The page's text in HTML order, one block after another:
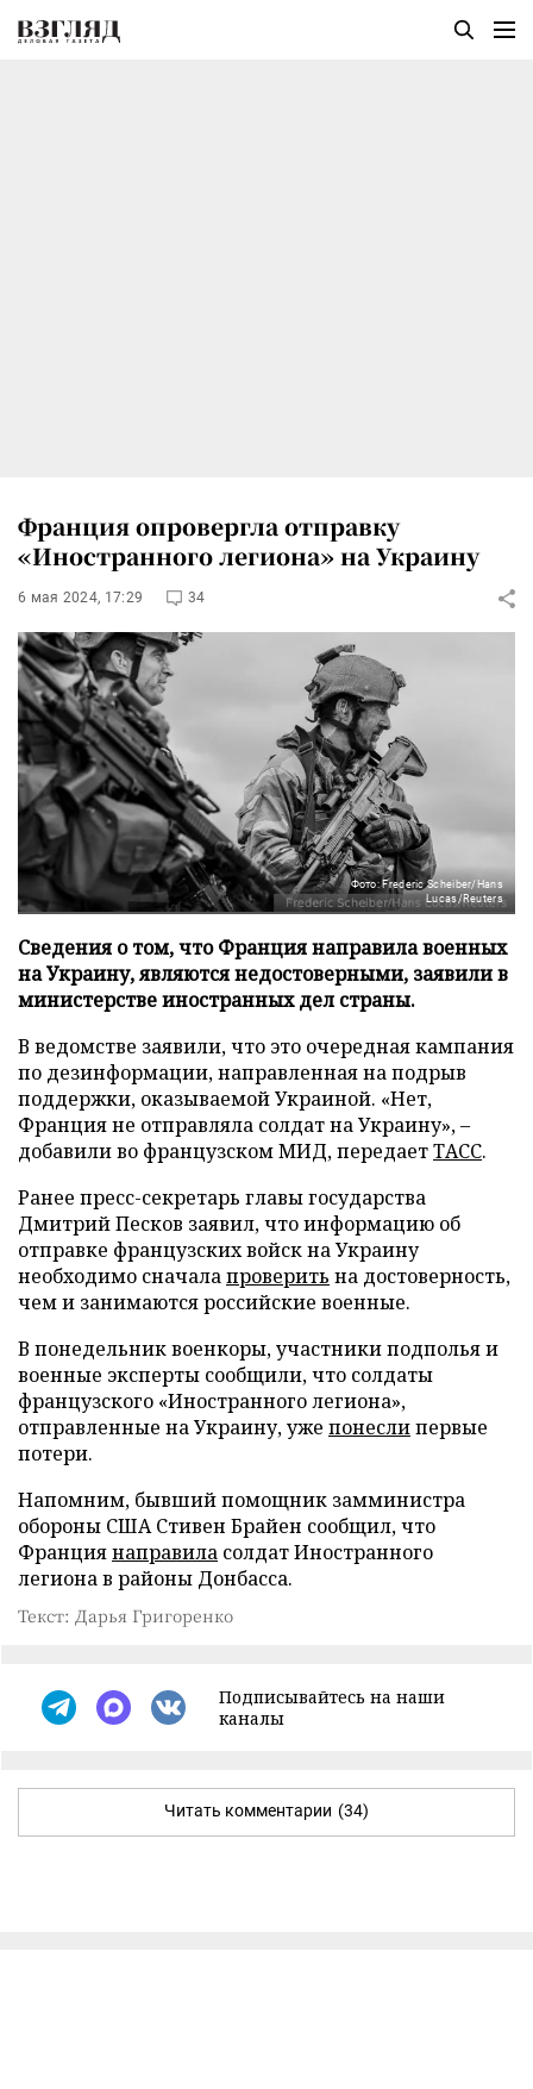
Франция опровергла отправку
«Иностранного легиона» на Украину
6 мая 2024, 17:29 34
Фото: Frederic Scheiber/Hans
Lucas/Reuters
Сведения о том, что Франция направила военных
на Украину, являются недостоверными, заявили в
министерстве иностранных дел страны.
В ведомстве заявили, что это очередная кампания
по дезинформации, направленная на подрыв
поддержки, оказываемой Украиной. «Нет,
Франция не отправляла солдат на Украину», –
добавили во французском МИД, передаетТАСС.
Ранее пресс-секретарь главы государства
Дмитрий Песков заявил, что информацию об
отправке французских войск на Украину
необходимо сначалапроверить на достоверность,
чем и занимаются российские военные.
В понедельник военкоры, участники подполья и
военные эксперты сообщили, что солдаты
французского «Иностранного легиона»,
отправленные на Украину, уже понеслипервые
потери.
Напомним, бывший помощник замминистра
обороны США Стивен Брайен сообщил, что
Франциянаправила солдат Иностранного
легиона в районы Донбасса.
Текст: Дарья Григоренко
Подписывайтесь на наши
каналы
Читать комментарии (34)